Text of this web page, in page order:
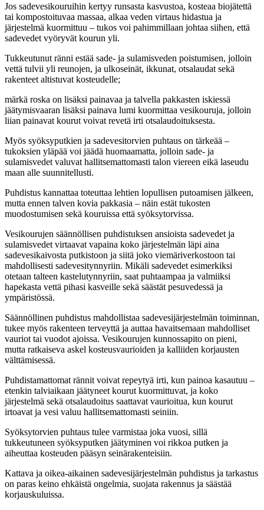
Jos sadevesikouruihin kertyy runsasta kasvustoa, kosteaa biojätettä
tai kompostoituvaa massaa, alkaa veden virtaus hidastua ja
järjestelmä kuormittuu – tukos voi pahimmillaan johtaa siihen, että
sadevedet vyöryvät kourun yli.
Tukkeutunut ränni estää sade- ja sulamisveden poistumisen, jolloin
vettä tulvii yli reunojen, ja ulkoseinät, ikkunat, otsalaudat sekä
rakenteet altistuvat kosteudelle;
märkä roska on lisäksi painavaa ja talvella pakkasten iskiessä
jäätymisvaaran lisäksi painava lumi kuormittaa vesikouruja, jolloin
liian painavat kourut voivat revetä irti otsalaudoituksesta.
Myös syöksyputkien ja sadevesitorvien puhtaus on tärkeää –
tukoksien yläpää voi jäädä huomaamatta, jolloin sade- ja
sulamisvedet valuvat hallitsemattomasti talon viereen eikä laseudu
maan alle suunnitellusti.
Puhdistus kannattaa toteuttaa lehtien lopullisen putoamisen jälkeen,
mutta ennen talven kovia pakkasia – näin estät tukosten
muodostumisen sekä kouruissa että syöksytorvissa.
Vesikourujen säännöllisen puhdistuksen ansioista sadevedet ja
sulamisvedet virtaavat vapaina koko järjestelmän läpi aina
sadevesikaivosta putkistoon ja siitä joko viemäriverkostoon tai
mahdollisesti sadevesitynnyriin. Mikäli sadevedet esimerkiksi
otetaan talteen kastelutynnyriin, saat puhtaampaa ja valmiiksi
hapekasta vettä pihasi kasveille sekä säästät pesuvedessä ja
ympäristössä.
Säännöllinen puhdistus mahdollistaa sadevesijärjestelmän toiminnan,
tukee myös rakenteen terveyttä ja auttaa havaitsemaan mahdolliset
vauriot tai vuodot ajoissa. Vesikourujen kunnossapito on pieni,
mutta ratkaiseva askel kosteusvaurioiden ja kalliiden korjausten
välttämisessä.
Puhdistamattomat rännit voivat repeytyä irti, kun painoa kasautuu –
etenkin talviaikaan jäätyneet kourut kuormittuvat, ja koko
järjestelmä sekä otsalaudoitus saattavat vaurioitua, kun kourut
irtoavat ja vesi valuu hallitsemattomasti seiniin.
Syöksytorvien puhtaus tulee varmistaa joka vuosi, sillä
tukkeutuneen syöksyputken jäätyminen voi rikkoa putken ja
aiheuttaa kosteuden pääsyn seinärakenteisiin.
Kattava ja oikea-aikainen sadevesijärjestelmän puhdistus ja tarkastus
on paras keino ehkäistä ongelmia, suojata rakennus ja säästää
korjauskuluissa.